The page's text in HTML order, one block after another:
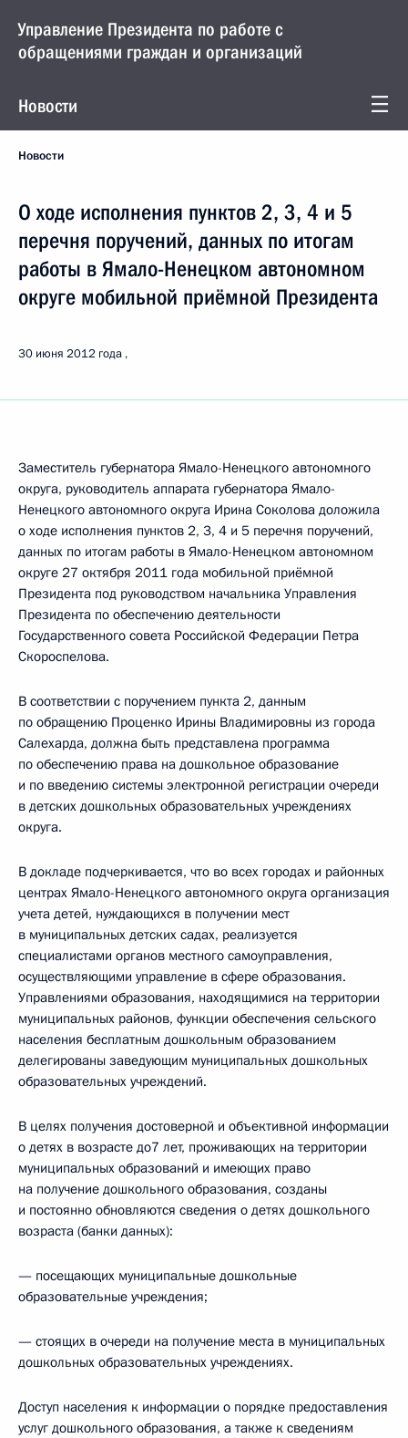
Управление Президента по работе с
обращениями граждан и организаций
Новости
Новости
О ходе исполнения пунктов 2, 3, 4 и 5
перечня поручений, данных по итогам
работы в Ямало-Ненецком автономном
округе мобильной приёмной Президента
30 июня 2012 года
Заместитель губернатора Ямало-Ненецкого автономного
округа, руководитель аппарата губернатора Ямало-
Ненецкого автономного округа Ирина Соколова доложила
о ходе исполнения пунктов 2, 3, 4 и 5 перечня поручений,
данных по итогам работы в Ямало-Ненецком автономном
округе 27 октября 2011 года мобильной приёмной
Президента под руководством начальника Управления
Президента по обеспечению деятельности
Государственного совета Российской Федерации Петра
Скороспелова.
В соответствии с поручением пункта 2, данным
по обращению Проценко Ирины Владимировны из города
Салехарда, должна быть представлена программа
по обеспечению права на дошкольное образование
и по введению системы электронной регистрации очереди
в детских дошкольных образовательных учреждениях
округа.
В докладе подчеркивается, что во всех городах и районных
центрах Ямало-Ненецкого автономного округа организация
учета детей, нуждающихся в получении мест
в муниципальных детских садах, реализуется
специалистами органов местного самоуправления,
осуществляющими управление в сфере образования.
Управлениями образования, находящимися на территории
муниципальных районов, функции обеспечения сельского
населения бесплатным дошкольным образованием
делегированы заведующим муниципальных дошкольных
образовательных учреждений.
В целях получения достоверной и объективной информации
о детях в возрасте до7 лет, проживающих на территории
муниципальных образований и имеющих право
на получение дошкольного образования, созданы
и постоянно обновляются сведения о детях дошкольного
возраста (банки данных):
— посещающих муниципальные дошкольные
образовательные учреждения;
— стоящих в очереди на получение места в муниципальных
дошкольных образовательных учреждениях.
Доступ населения к информации о порядке предоставления
услуг дошкольного образования, а также к сведениям